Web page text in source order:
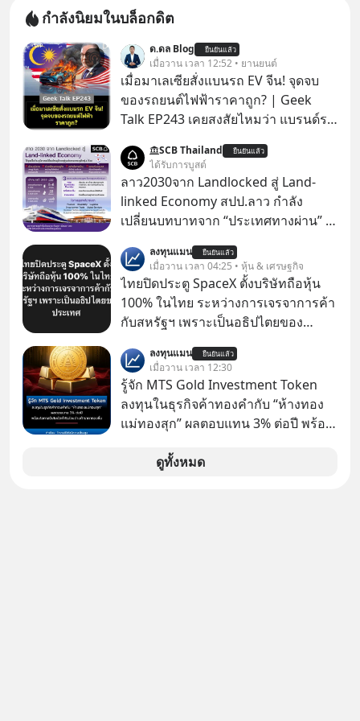
กำลังนิยมในบล็อกดิต
ด.ดล Blog ยืนยันแล้ว
เมื่อวาน เวลา 12:52 • ยานยนต์
เมื่อมาเลเซียสั่งแบนรถ EV จีน! จุดจบ
ของรถยนต์ไฟฟ้าราคาถูก? | Geek
Talk EP243 เคยสงสัยไหมว่า แบรนด์รถ
ราบคาบ จะถูกสกัดดาวรุ่งจนต้องเบรก
หัวทิ่มได้อย่างไร? นี่คือเรื่องจริงที่เพิ่ง
เกิดขึ้นในมาเลเซีย เมื่อรัฐบาลประกาศ
งัด “กฎเหล็ก” สั่งบล็อกการนำเข้ารถ EV
กำแพงราคานำเข้าขั้นต่ำสูงถึง 1.7 ล้าน
บาท! งานนี้ทำเอาค่ายยักษ์ใหญ่อย่าง
BYD ที่เคยกวาดเรียบยอดขายถึงกับ
สะดุดไปไม่เป็น แต่เบื้องหลังมาตรการ
สุดโต่งนี้ ไม่ใช่แค่การกีดกันทางการค้า
ธรรมดา แต่มันคือแผนอุ้มชูแบรนด์แห่ง
ชาติอย่าง Proton เพื่อรักษาตำแหน่ง
งานนับแสนชีวิตในประเทศ ค่ายรถจีน
จะแก้เกมหมากกระดานนี้อย่างไร? และ
ทำไมเรื่องนี้ถึงสั่นสะเทือนวงการยาน
เบื้องหลังสงคราม EV สุดเดือดนี้กัน
SCB Thailand ยืนยันแล้ว
ได้รับการบูสต์
ลาว2030จาก Landlocked สู่ Land-
linked Economy สปป.ลาว กำลัง
เปลี่ยนบทบาทจาก “ประเทศทางผ่าน” สู่
ของอนุภูมิภาคลุ่มแม่น้ำโขง
ลงทุนแมน ยืนยันแล้ว
เมื่อวาน เวลา 04:25 • หุ้น & เศรษฐกิจ
ไทยปิดประตู SpaceX ตั้งบริษัทถือหุ้น
100% ในไทย ระหว่างการเจรจาการค้า
กับสหรัฐฯ เพราะเป็นอธิปไตยของ
ประกาศจุดยืนชัดเจนว่า จะไม่อนุญาต
ให้บริษัทสหรัฐฯ ตั้งบริษัทโทรคมนาคม
ดาวเทียมที่ถือหุ้น 100% โดยชาวต่าง
ชาติ ในระหว่างการเจรจาการค้ากับ
รัฐบาลสหรัฐ โดยให้เหตุผลว่าเป็น
ประเด็นด้านอธิปไตยของประเทศ
ลงทุนแมน ยืนยันแล้ว
เมื่อวาน เวลา 12:30
รู้จัก MTS Gold Investment Token
ลงทุนในธุรกิจค้าทองคำกับ “ห้างทอง
แม่ทองสุก” ผลตอบแทน 3% ต่อปี พร้อม
ทองขึ้น / ลงทุนแมนจะเล่าให้ฟัง x MTS
ดูทั้งหมด